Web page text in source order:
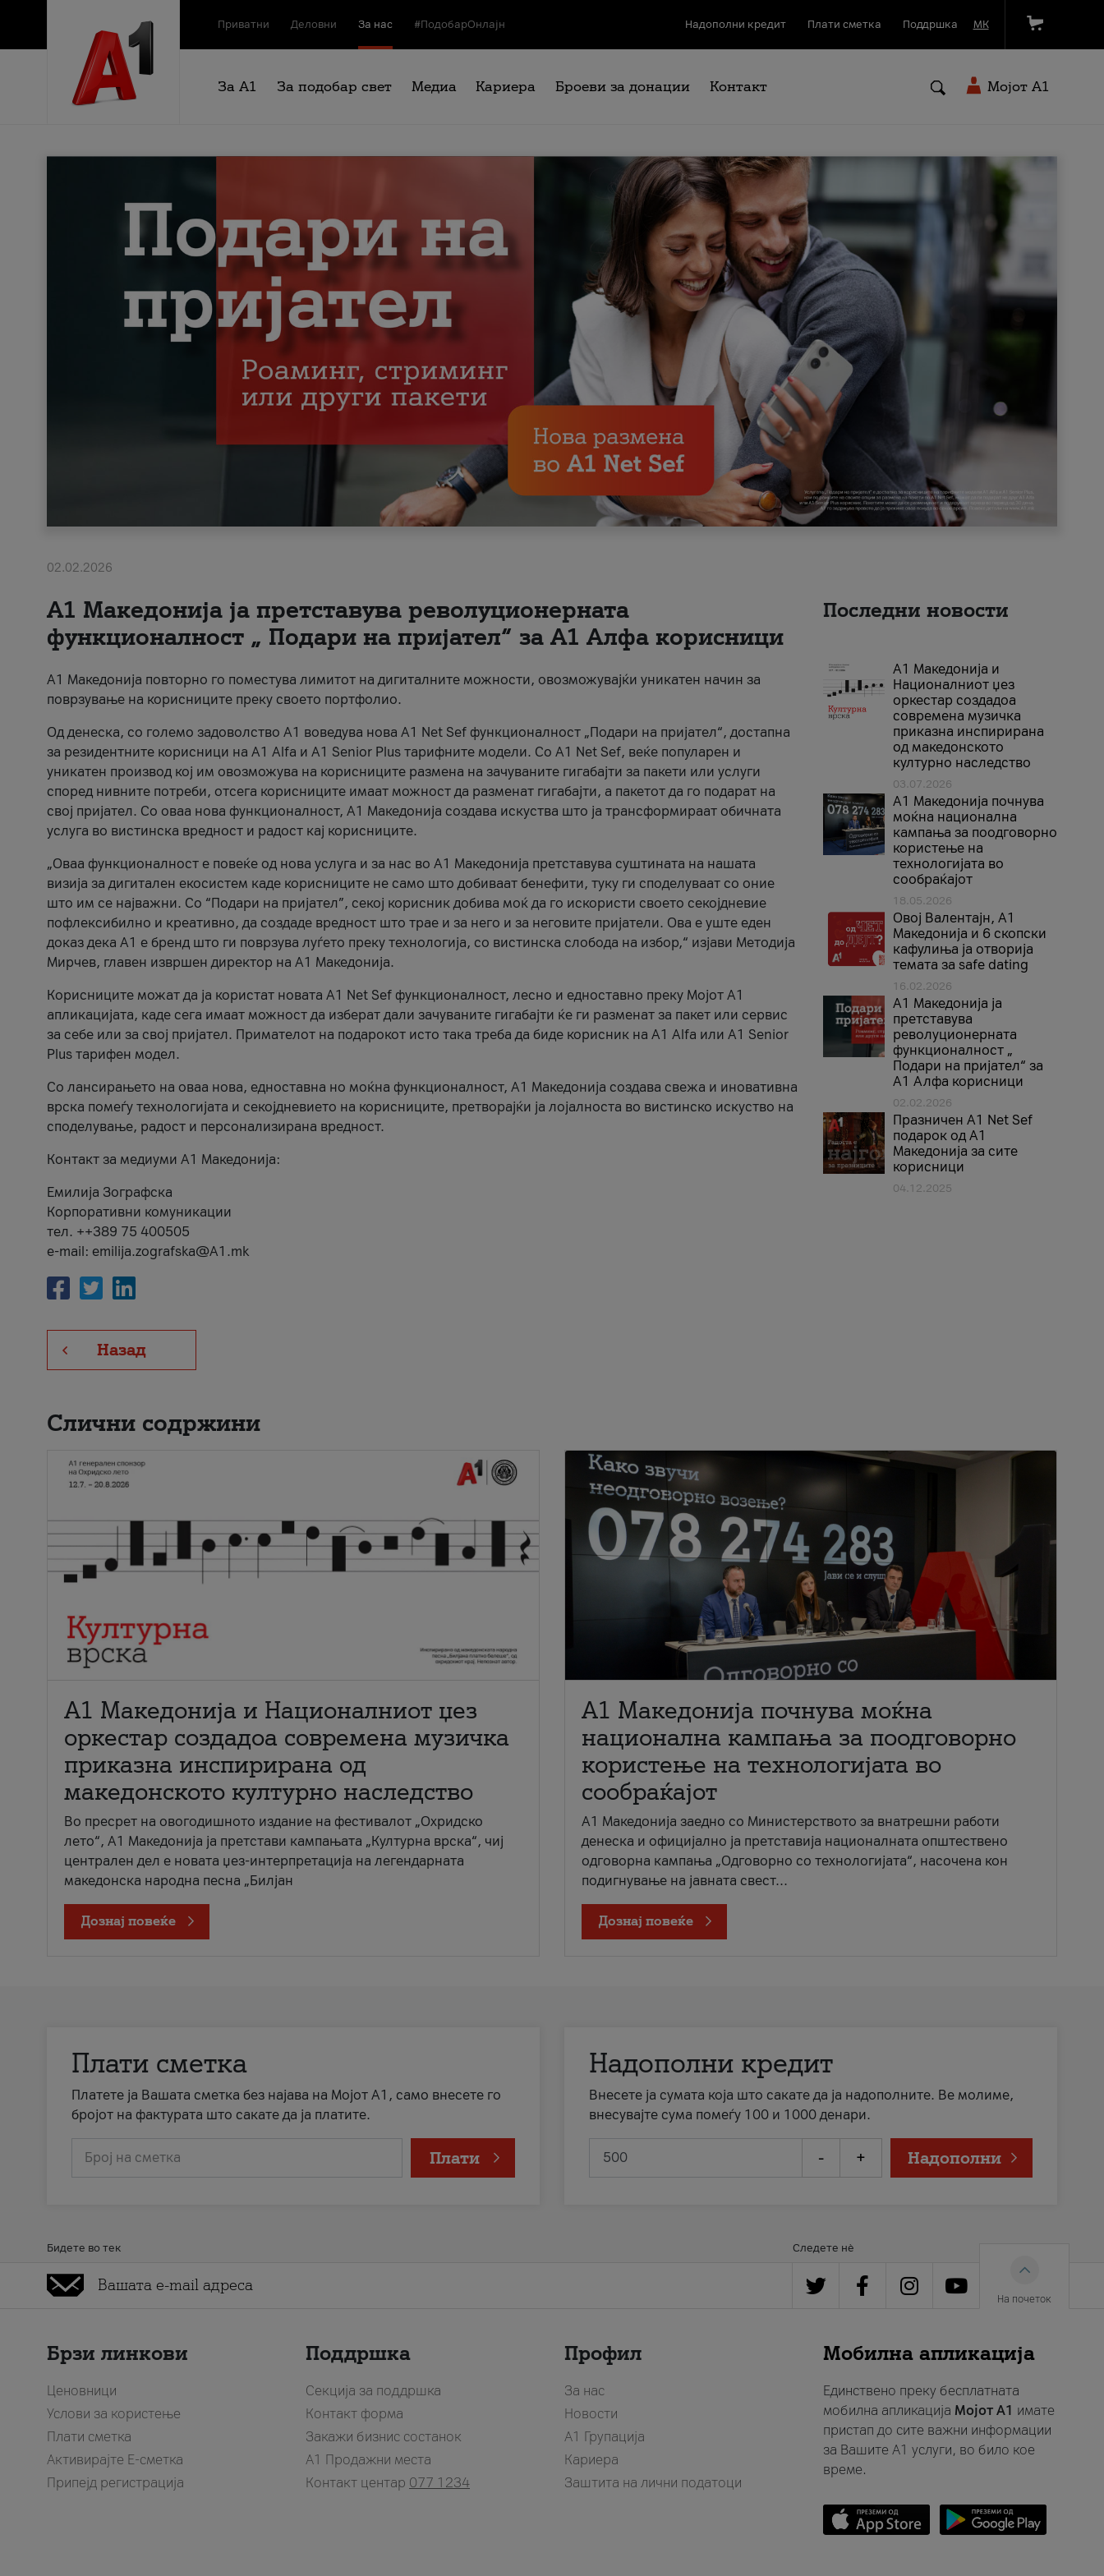
Приватни Деловни За нас #ПодобарОнлајн Надополни кредит Плати сметка Поддршка МК
За А1 За подобар свет Медиа Кариера Броеви за донации Контакт Мојот A1
02.02.2026
А1 Македонија ја претставува револуционерната
функционалност „ Подари на пријател“ за А1 Алфа корисници
А1 Македонија повторно го поместува лимитот на дигиталните можности, овозможувајќи уникатен начин за
поврзување на корисниците преку своето портфолио.
Од денеска, со големо задоволство А1 воведува нова A1 Net Sef функционалност „Подари на пријател“, достапна
за резидентните корисници на А1 Alfa и A1 Senior Plus тарифните модели. Со A1 Net Sef, веќе популарен и
уникатен производ кој им овозможува на корисниците размена на зачуваните гигабајти за пакети или услуги
според нивните потреби, отсега корисниците имаат можност да разменат гигабајти, а пакетот да го подарат на
свој пријател. Со оваа нова функционалност, А1 Македонија создава искуства што ја трансформираат обичната
услуга во вистинска вредност и радост кај корисниците.
„Оваа функционалност е повеќе од нова услуга и за нас во А1 Македонија претставува суштината на нашата
визија за дигитален екосистем каде корисниците не само што добиваат бенефити, туку ги споделуваат со оние
што им се најважни. Со “Подари на пријател”, секој корисник добива моќ да го искористи своето секојдневие
пофлексибилно и креативно, да создаде вредност што трае и за него и за неговите пријатели. Ова е уште еден
доказ дека А1 е бренд што ги поврзува луѓето преку технологија, со вистинска слобода на избор,“ изјави Методија
Мирчев, главен извршен директор на А1 Македонија.
Корисниците можат да ја користат новата А1 Net Sef функционалност, лесно и едноставно преку Мојот А1
апликацијата, каде сега имаат можност да изберат дали зачуваните гигабајти ќе ги разменат за пакет или сервис
за себе или за свој пријател. Примателот на подарокот исто така треба да биде корисник на А1 Alfa или A1 Senior
Plus тарифен модел.
Со лансирањето на оваа нова, едноставна но моќна функционалност, А1 Македонија создава свежа и иновативна
врска помеѓу технологијата и секојдневието на корисниците, претворајќи ја лојалноста во вистинско искуство на
споделување, радост и персонализирана вредност.
Контакт за медиуми А1 Македонија:
Емилија Зографска
Корпоративни комуникации
тел. ++389 75 400505
e-mail: emilija.zografska@A1.mk
Назад
Последни новости
А1 Македонија и
Националниот џез
оркестар создадоа
современа музичка
приказна инспирирана
од македонското
културно наследство
03.07.2026
A1 Македонија почнува
моќна национална
кампања за поодговорно
користење на
технологијата во
сообраќајот
18.05.2026
Овој Валентајн, A1
Македонија и 6 скопски
кафулиња ја отворија
темата за safe dating
16.02.2026
А1 Македонија ја
претставува
револуционерната
функционалност „
Подари на пријател“ за
А1 Алфа корисници
02.02.2026
Празничен A1 Net Sеf
подарок од А1
Македонија за сите
корисници
04.12.2025
Слични содржини
А1 Македонија и Националниот џез
оркестар создадоа современа музичка
приказна инспирирана од
македонското културно наследство
Во пресрет на овогодишното издание на фестивалот „Охридско
лето“, А1 Македонија ја претстави кампањата „Културна врска“, чиј
централен дел е новата џез-интерпретација на легендарната
македонска народна песна „Билјан
Дознај повеќе
A1 Македонија почнува моќна
национална кампања за поодговорно
користење на технологијата во
сообраќајот
A1 Македонија заедно со Министерството за внатрешни работи
денеска и официјално ја претставија националната општествено
одговорна кампања „Одговорно со технологијата“, насочена кон
подигнување на јавната свест...
Дознај повеќе
Плати сметка
Платете ја Вашата сметка без најава на Мојот А1, само внесете го
бројот на фактурата што сакате да ја платите.
Број на сметка Плати
Надополни кредит
Внесете ја сумата која што сакате да ја надополните. Ве молиме,
внесувајте сума помеѓу 100 и 1000 денари.
- + Надополни
Бидете во тек Следете нè
На почеток
Брзи линкови
Ценовници
Услови за користење
Плати сметка
Активирајте Е-сметка
Припејд регистрација
Поддршка
Секција за поддршка
Контакт форма
Закажи бизнис состанок
A1 Продажни места
Контакт центар 077 1234
Профил
За нас
Новости
А1 Групација
Кариера
Заштита на лични податоци
Мобилна апликација
Единствено преку бесплатната
мобилна апликација Мојот A1 имате
пристап до сите важни информации
за Вашите A1 услуги, во било кое
време.